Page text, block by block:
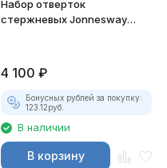
Набор отверток
стержневых Jonnesway
4 100 ₽
Бонусных рублей за покупку:
123.12руб.
В наличии
В корзину